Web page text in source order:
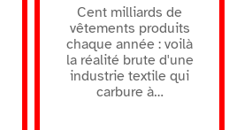
Cent milliards de
vêtements produits
chaque année : voilà
la réalité brute d'une
industrie textile qui
carbure à…